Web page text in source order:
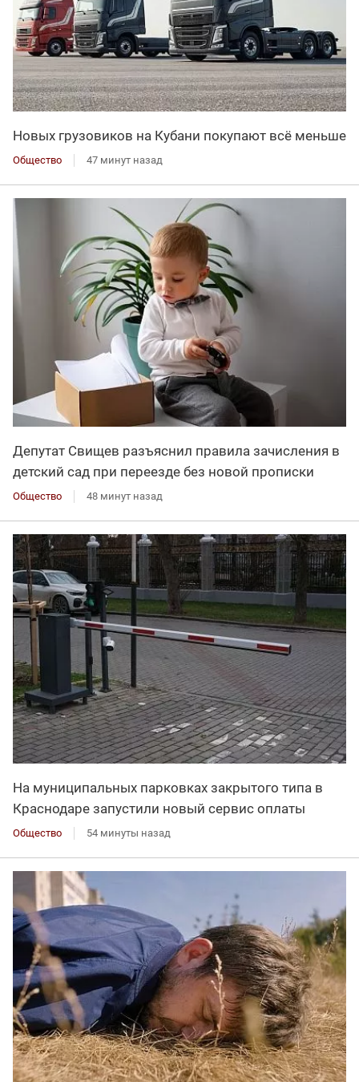
Новых грузовиков на Кубани покупают всё меньше
Общество 47 минут назад
Депутат Свищев разъяснил правила зачисления в
детский сад при переезде без новой прописки
Общество 48 минут назад
На муниципальных парковках закрытого типа в
Краснодаре запустили новый сервис оплаты
Общество 54 минуты назад